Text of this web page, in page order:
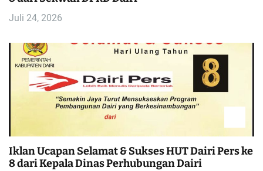
Juli 24, 2026
Iklan Ucapan Selamat & Sukses HUT Dairi Pers ke
8 dari Kepala Dinas Perhubungan Dairi